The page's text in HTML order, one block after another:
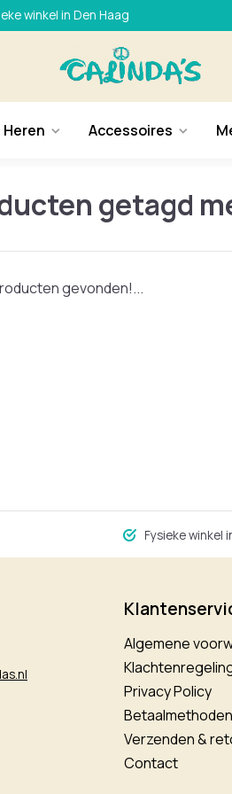
winkel in Den Haag
Heren Accessoires
getagd
gevonden!...
Fysieke winkel
Algemene
Privacy Policy
Betaalmethoden
Verzenden &
Contact